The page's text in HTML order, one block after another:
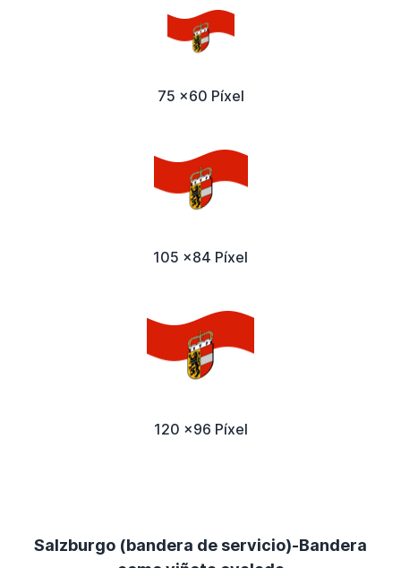
75 x60 Píxel
105 x84 Píxel
120 x96 Píxel
Salzburgo (bandera de servicio)-Bandera